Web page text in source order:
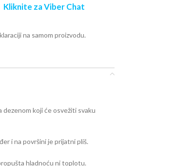
Kliknite za Viber Chat
na samom proizvodu.
dezenom koji će osvežiti svaku
i na površini je prijatni pliš.
hladnoću ni toplotu.